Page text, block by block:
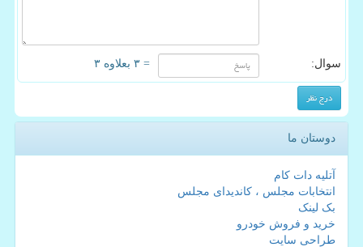
سوال: = ۳ بعلاوه ۳
دوستان ما
آتلیه دات کام
انتخابات مجلس ، کاندیدای مجلس
بک لینک
خرید و فروش خودرو
طراحی سایت